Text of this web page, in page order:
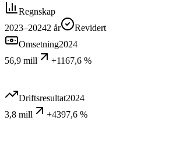
Regnskap
2023–20242 år
Revidert
Omsetning2024
56,9 mill
+1167,6 %
Driftsresultat2024
3,8 mill
+4397,6 %